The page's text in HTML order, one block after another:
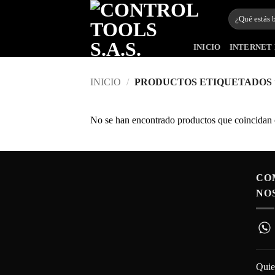
Buscar
por:
INICIO INTERNET
INICIO / PRODUCTOS
No se han encontrado productos que